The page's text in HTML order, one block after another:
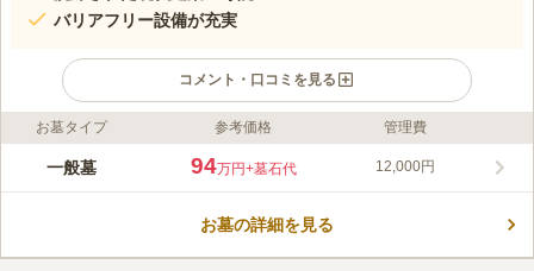
バリアフリー設備が充実
コメント・口コミを見る
ライフドット編集部のコメント
周囲を囲む洗練された都会の街並みに引けを取らない現代的な建
力で、どんな方でも安心してお参りが出来ます。墓地は綺麗に区
お墓タイプ 参考価格 管理費
一般墓 94万円+墓石代 12,000円
お墓の詳細を見る